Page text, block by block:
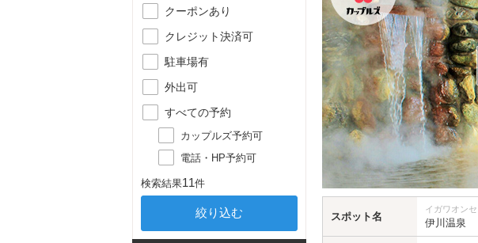
スポット名
イガワオン
伊川温泉
クーポンあり
クレジット決済可
駐車場有
外出可
すべての予約
カップルズ予約可
電話・HP予約可
検索結果11件